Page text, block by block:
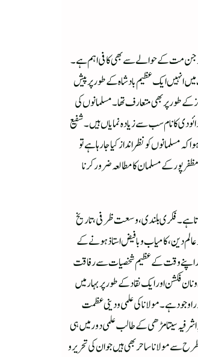
تھی ۔ ویشالی ضلع بدھ ازم اورجن مت کے حوالے سے بھی کافی اہم ہے۔
انہیں ایک عظیم بادشاہ کے طور پر پیش
کے طور پر بھی متعارف تھا۔مسلمانوں کی
میں شفیع دائودی کا نام سب سے زیادہ نمایاں ہیں۔شفیع
کو نظرانداز کیا جارہا ہے تو
پور کے مسلمان کا مطالعہ ضرور کرنا
۔ فکر ی بلندی ، وسعت ظرفی ، تاریخ
دین، کامیا ب و بافیض استاذ ہونے کے
اپنے وقت کے عظیم شخصیات سے رفاقت
فکشن اور ایک نقاد کے طور پر بہار میں
وجود ہے۔ مولانا کی علمی و دینی عظمت
سیتامڑھی کے طالب علمی دور میں ہی
سے مولانا ساحر بھی ہیں جو ان کی تحریر و